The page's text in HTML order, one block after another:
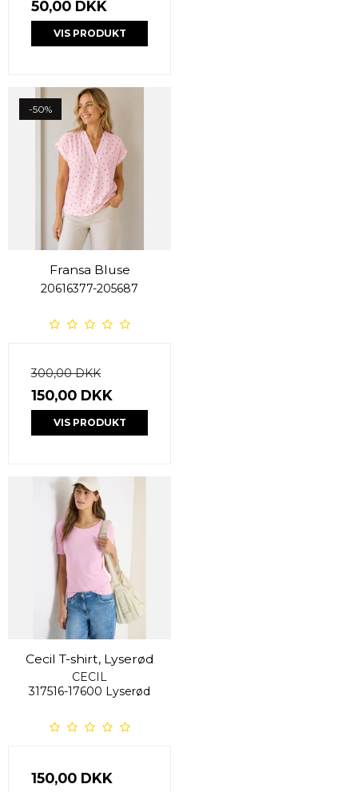
50,00 DKK
VIS PRODUKT
-50%
Fransa Bluse
20616377-205687
300,00 DKK
150,00 DKK
VIS PRODUKT
Cecil T-shirt, Lyserød
CECIL
317516-17600 Lyserød
150,00 DKK